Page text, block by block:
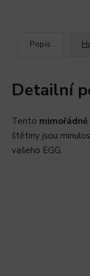
Popis
Detailní
Tento
štětiny jsou
vašeho EGG.